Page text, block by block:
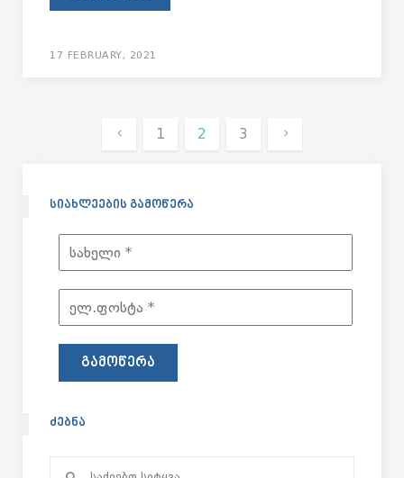
17 FEBRUARY, 2021
1 2 3
ᲡᲘᲐᲮᲚᲔᲔᲑᲘᲡ ᲒᲐᲛᲝᲬᲔᲠᲐ
ᲫᲔᲑᲜᲐ